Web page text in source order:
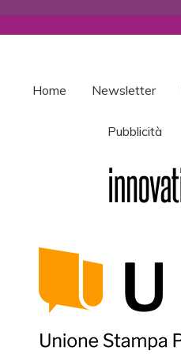
Home Newsletter
Pubblicità